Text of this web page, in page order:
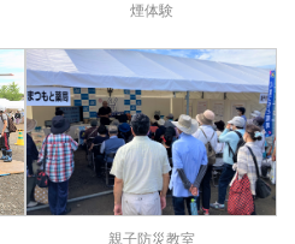
煙体験
親子防災教室